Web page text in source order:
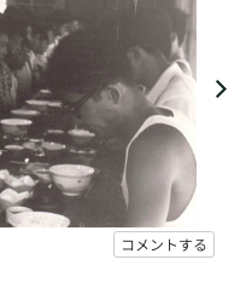
コメントする